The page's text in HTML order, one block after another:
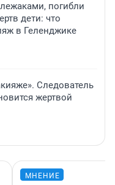
погибли
дети: что
в Геленджике
Следователь
жертвой
МНЕНИЕ